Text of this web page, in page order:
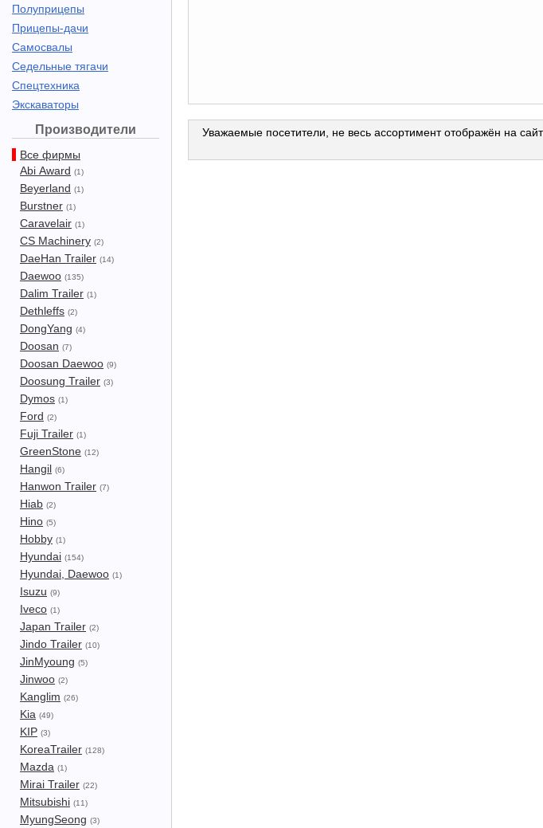
Полуприцепы
Прицепы-дачи
Самосвалы
Седельные тягачи
Спецтехника
Экскаваторы
Производители
Все фирмы
Abi Award (1)
Beyerland (1)
Burstner (1)
Caravelair (1)
CS Machinery (2)
DaeHan Trailer (14)
Daewoo (135)
Dalim Trailer (1)
Dethleffs (2)
DongYang (4)
Doosan (7)
Doosan Daewoo (9)
Doosung Trailer (3)
Dymos (1)
Ford (2)
Fuji Trailer (1)
GreenStone (12)
Hangil (6)
Hanwon Trailer (7)
Hiab (2)
Hino (5)
Hobby (1)
Hyundai (154)
Hyundai, Daewoo (1)
Isuzu (9)
Iveco (1)
Japan Trailer (2)
Jindo Trailer (10)
JinMyoung (5)
Jinwoo (2)
Kanglim (26)
Kia (49)
KIP (3)
KoreaTrailer (128)
Mazda (1)
Mirai Trailer (22)
Mitsubishi (11)
MyungSeong (3)
Уважаемые посетители, не весь ассортимент отображён на